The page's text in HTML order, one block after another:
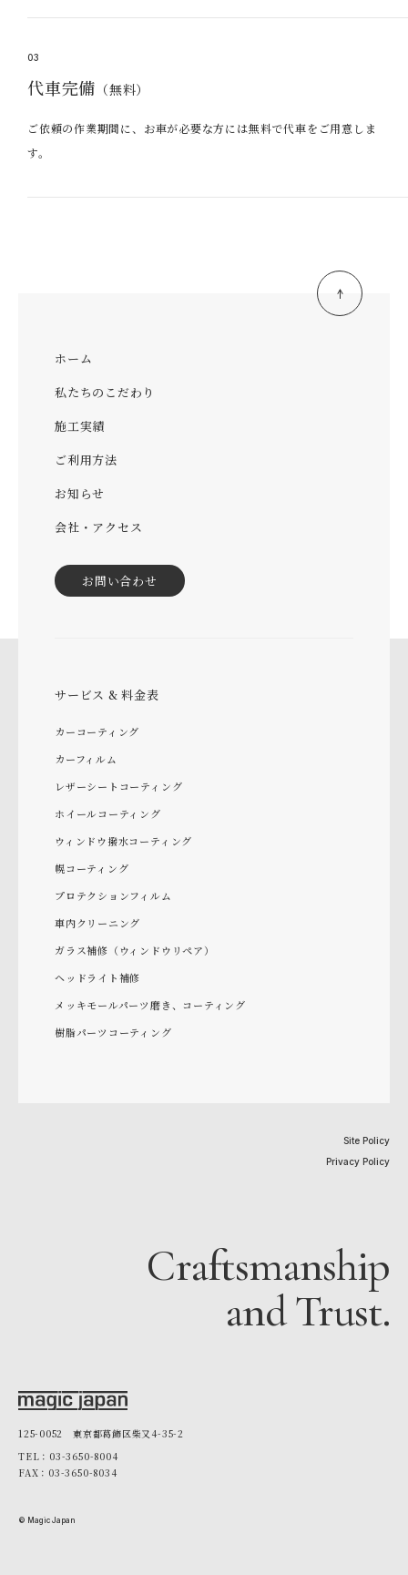
03
代車完備 （無料）
ご依頼の作業期間に、お車が必要な方には無料で代車をご用意しま
す。
ホーム
私たちのこだわり
施工実績
ご利用方法
お知らせ
会社・アクセス
お問い合わせ
サービス & 料金表
カーコーティング
カーフィルム
レザーシートコーティング
ホイールコーティング
ウィンドウ撥水コーティング
幌コーティング
プロテクションフィルム
車内クリーニング
ガラス補修（ウィンドウリペア）
ヘッドライト補修
メッキモールパーツ磨き、コーティング
樹脂パーツコーティング
Site Policy
Privacy Policy
Craftsmanship
and Trust.
125-0052 東京都葛飾区柴又4-35-2
TEL：03-3650-8004
FAX：03-3650-8034
© Magic Japan